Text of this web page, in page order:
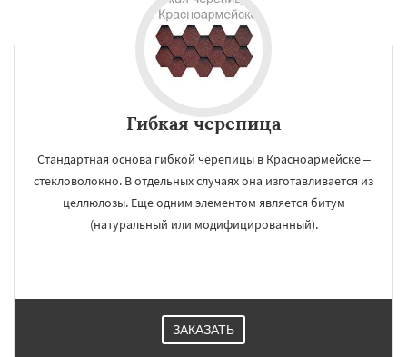
Гибкая черепица
Стандартная основа гибкой черепицы в Красноармейске –
стекловолокно. В отдельных случаях она изготавливается из
целлюлозы. Еще одним элементом является битум
(натуральный или модифицированный).
ЗАКАЗАТЬ